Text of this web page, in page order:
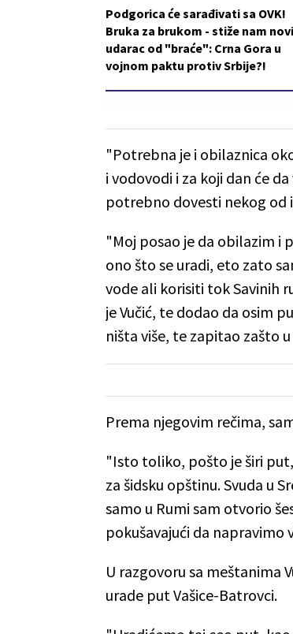
Podgorica će sarađivati sa OVK!
Bruka za brukom - stiže nam novi
udarac od "braće": Crna Gora u
vojnom paktu protiv Srbije?!
"Potrebna je i obilaznica
i vodovodi i za koji dan će
potrebno dovesti nekog od
"Moj posao je da obilazim i
ono što se uradi, eto zato
vode ali korisiti tok Savinih
je Vučić, te dodao da osim
ništa više, te zapitao zašto
Prema njegovim rečima,
"Isto toliko, pošto je širi
za šidsku opštinu. Svuda u
samo u Rumi sam otvorio
pokušavajući da napravimo
U razgovoru sa meštanima
urade put Vašice-Batrovci.